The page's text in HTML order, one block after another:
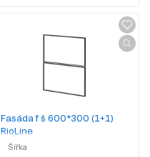
Fasáda f š 600*300 (1+1)
RioLine
Šířka